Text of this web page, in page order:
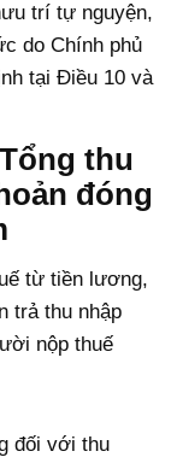
trí tự nguyện,
do Chính phủ
tại Điều 10 và
thu
đóng
từ tiền lương,
trả thu nhập
nộp thuế
đối với thu